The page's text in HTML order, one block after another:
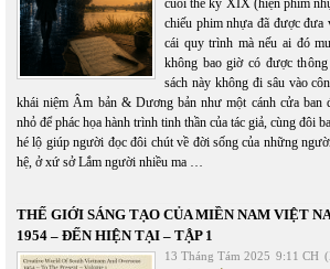
cuối thế kỷ XIX (hiện phim
chiếu phim nhựa đã được đưa
cái quy trình mà nếu ai đó
không bao giờ có được
sách này không đi sâu vào
khái niệm Âm bản & Dương bản như một cánh cửa ban
nhỏ để phác họa hành trình tinh thần của tác giả, cùng đôi
hé lộ giúp người đọc đôi chút về đời sống của những
hệ, ở xứ sở Lắm người nhiều ma …
THẾ GIỚI SÁNG TẠO CỦA MIỀN NAM VIỆT
1954 – ĐẾN HIỆN TẠI – TẬP 1
13 Tháng Tám 2025 9:11 CH